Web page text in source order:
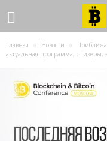
Главная Новости
актуальная программа, спикеры,